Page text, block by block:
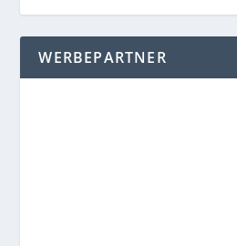
WERBEPARTNER